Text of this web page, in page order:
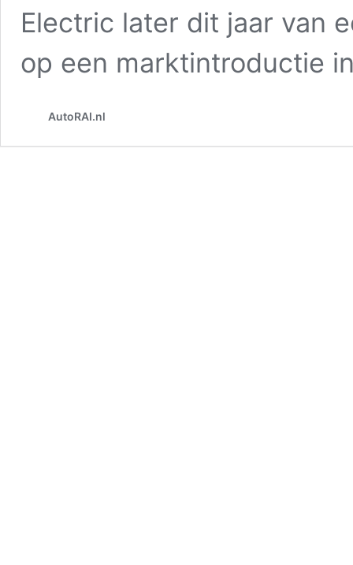
Electric later dit jaar van
op een marktintroductie
AutoRAI.nl